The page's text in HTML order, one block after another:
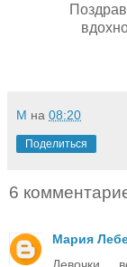
M на 08:20
Поделиться
6
Мария